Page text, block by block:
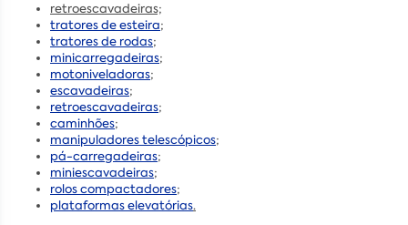
retroescavadeiras;
tratores de esteira;
tratores de rodas;
minicarregadeiras;
motoniveladoras;
escavadeiras;
retroescavadeiras;
caminhões;
manipuladores telescópicos;
pá-carregadeiras;
miniescavadeiras;
rolos compactadores;
plataformas elevatórias.